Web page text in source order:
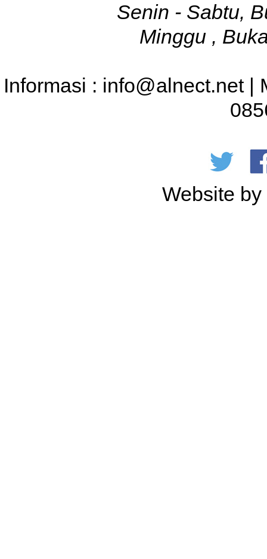
Senin - Sabtu,
Minggu ,
Informasi : info@alnect.net |
Website by